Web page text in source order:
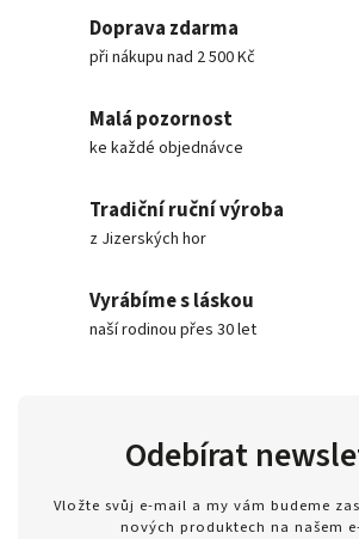
Doprava zdarma
při nákupu nad 2 500 Kč
Malá pozornost
ke každé objednávce
Tradiční ruční výroba
z Jizerských hor
Vyrábíme s láskou
naší rodinou přes 30 let
Odebírat
Vložte svůj e-mail a my vám budeme
nových produktech na našem